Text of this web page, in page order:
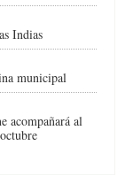
Indias
municipal
acompañará al